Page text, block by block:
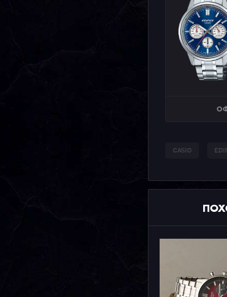
CASIO